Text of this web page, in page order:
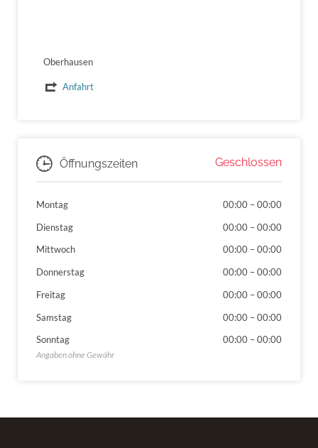
Oberhausen
Anfahrt
Öffnungszeiten Geschlossen
Montag 00:00 –00:00
Dienstag
00:00 –00:00
Mittwoch
00:00 –00:00
Donnerstag
00:00 –00:00
Freitag
00:00 –00:00
Samstag
00:00 –00:00
Sonntag
00:00 –00:00